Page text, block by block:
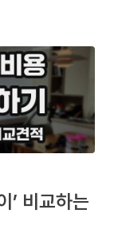
’ 비교하는